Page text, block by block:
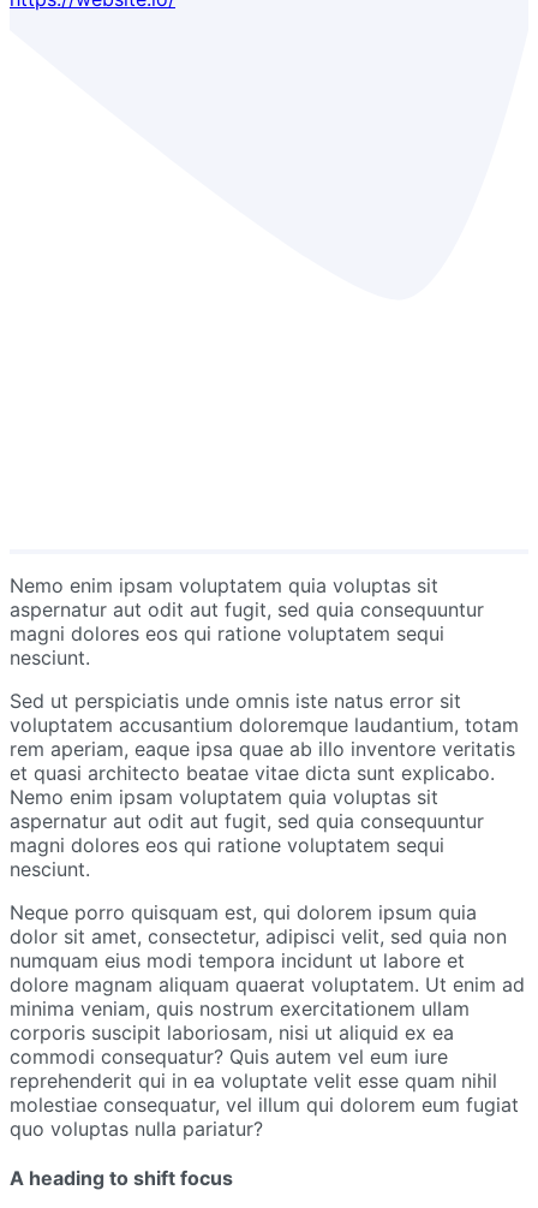
Nemo enim ipsam voluptatem quia voluptas sit
aspernatur aut odit aut fugit, sed quia consequuntur
magni dolores eos qui ratione voluptatem sequi
nesciunt.
Sed ut perspiciatis unde omnis iste natus error sit
voluptatem accusantium doloremque laudantium, totam
rem aperiam, eaque ipsa quae ab illo inventore veritatis
et quasi architecto beatae vitae dicta sunt explicabo.
Nemo enim ipsam voluptatem quia voluptas sit
aspernatur aut odit aut fugit, sed quia consequuntur
magni dolores eos qui ratione voluptatem sequi
nesciunt.
Neque porro quisquam est, qui dolorem ipsum quia
dolor sit amet, consectetur, adipisci velit, sed quia non
numquam eius modi tempora incidunt ut labore et
dolore magnam aliquam quaerat voluptatem. Ut enim ad
minima veniam, quis nostrum exercitationem ullam
corporis suscipit laboriosam, nisi ut aliquid ex ea
commodi consequatur? Quis autem vel eum iure
reprehenderit qui in ea voluptate velit esse quam nihil
molestiae consequatur, vel illum qui dolorem eum fugiat
quo voluptas nulla pariatur?
A heading to shift focus